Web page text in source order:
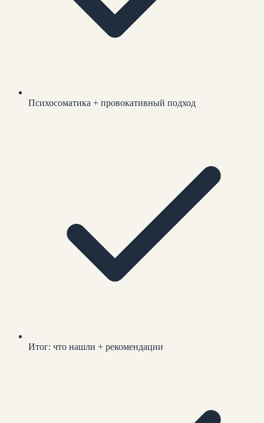
Психосоматика + провокативный подход
Итог: что нашли + рекомендации